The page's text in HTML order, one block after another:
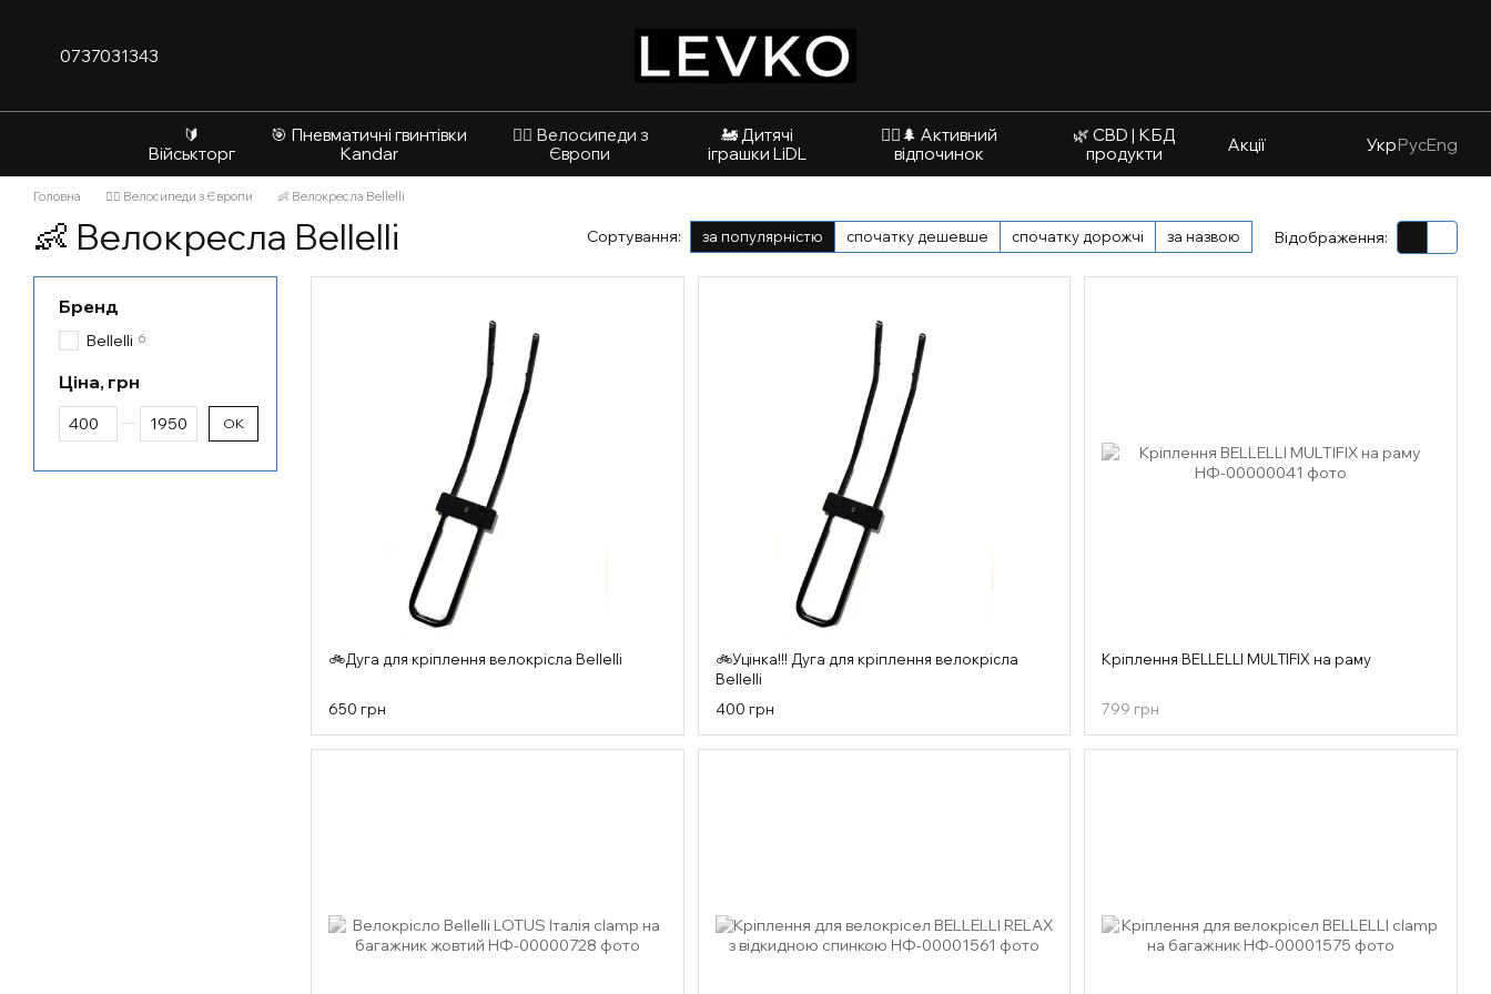
0737031343
🔰
Військторг
🎯 Пневматичні гвинтівки
Kandar
🚴‍♂️ Велосипеди з
Європи
🚂 Дитячі
іграшки LiDL
🚵‍♂️🌲 Активний
відпочинок
🌿 CBD | КБД
продукти
Акції УкрРусEng
Головна 🚴‍♂️ Велосипеди з Європи 👶 Велокресла Bellelli
👶 Велокресла Bellelli Сортування: за популярністю спочатку дешевше спочатку дорожчі за назвою Відображення:
🚲Дуга для кріплення велокрісла Bellelli
650 грн
🚲Уцінка!!! Дуга для кріплення велокрісла
Bellelli
400 грн
Кріплення BELLELLI MULTIFIX на раму
799 грн
Бренд
Bellelli 6
Ціна, грн
Від Ціна, грн
До Ціна, грн ОК